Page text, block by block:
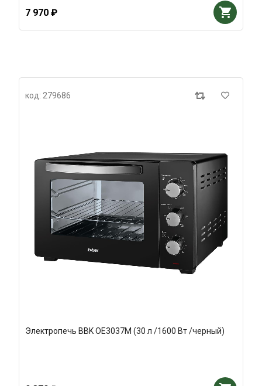
7 970 ₽
код: 279686
Электропечь BBK OE3037M (30 л /1600 Вт /черный)